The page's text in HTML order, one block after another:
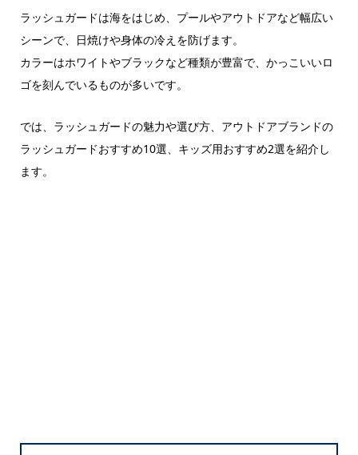
ラッシュガードは海をはじめ、プールやアウトドアなど幅広い
シーンで、日焼けや身体の冷えを防げます。
カラーはホワイトやブラックなど種類が豊富で、かっこいいロ
ゴを刻んでいるものが多いです。
では、ラッシュガードの魅力や選び方、アウトドアブランドの
ラッシュガードおすすめ10選、キッズ用おすすめ2選を紹介し
ます。